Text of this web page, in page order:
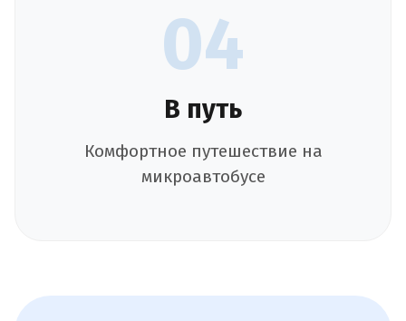
04
В путь
Комфортное путешествие на
микроавтобусе